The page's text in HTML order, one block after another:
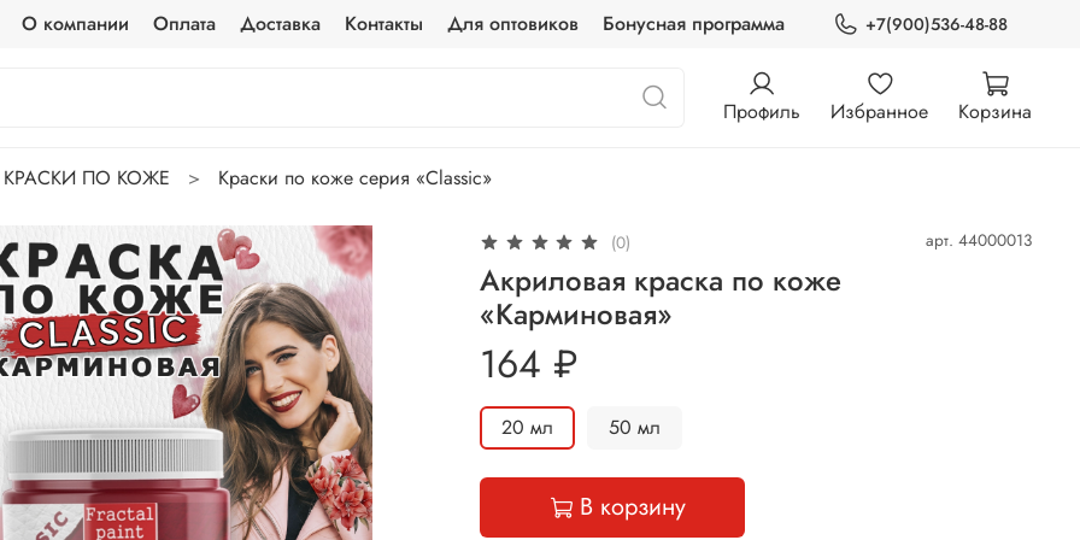
О компании Оплата Доставка Контакты Для оптовиков Бонусная программа +7(900)536-48-88
Профиль Избранное Корзина
КРАСКИ ПО КОЖЕ Краски по коже серия «Classic»
(0) арт. 44000013
Акриловая краска по коже
«Карминовая»
164 ₽
20 мл 50 мл
В корзину